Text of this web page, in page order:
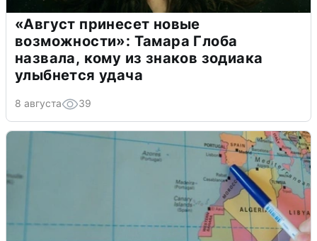
«Август принесет новые
возможности»: Тамара Глоба
назвала, кому из знаков зодиака
улыбнется удача
8 августа 39